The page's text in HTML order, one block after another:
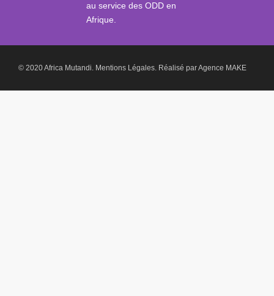
au service des ODD en
Afrique.
© 2020 Africa Mutandi. Mentions Légales. Réalisé parAgence MAKE